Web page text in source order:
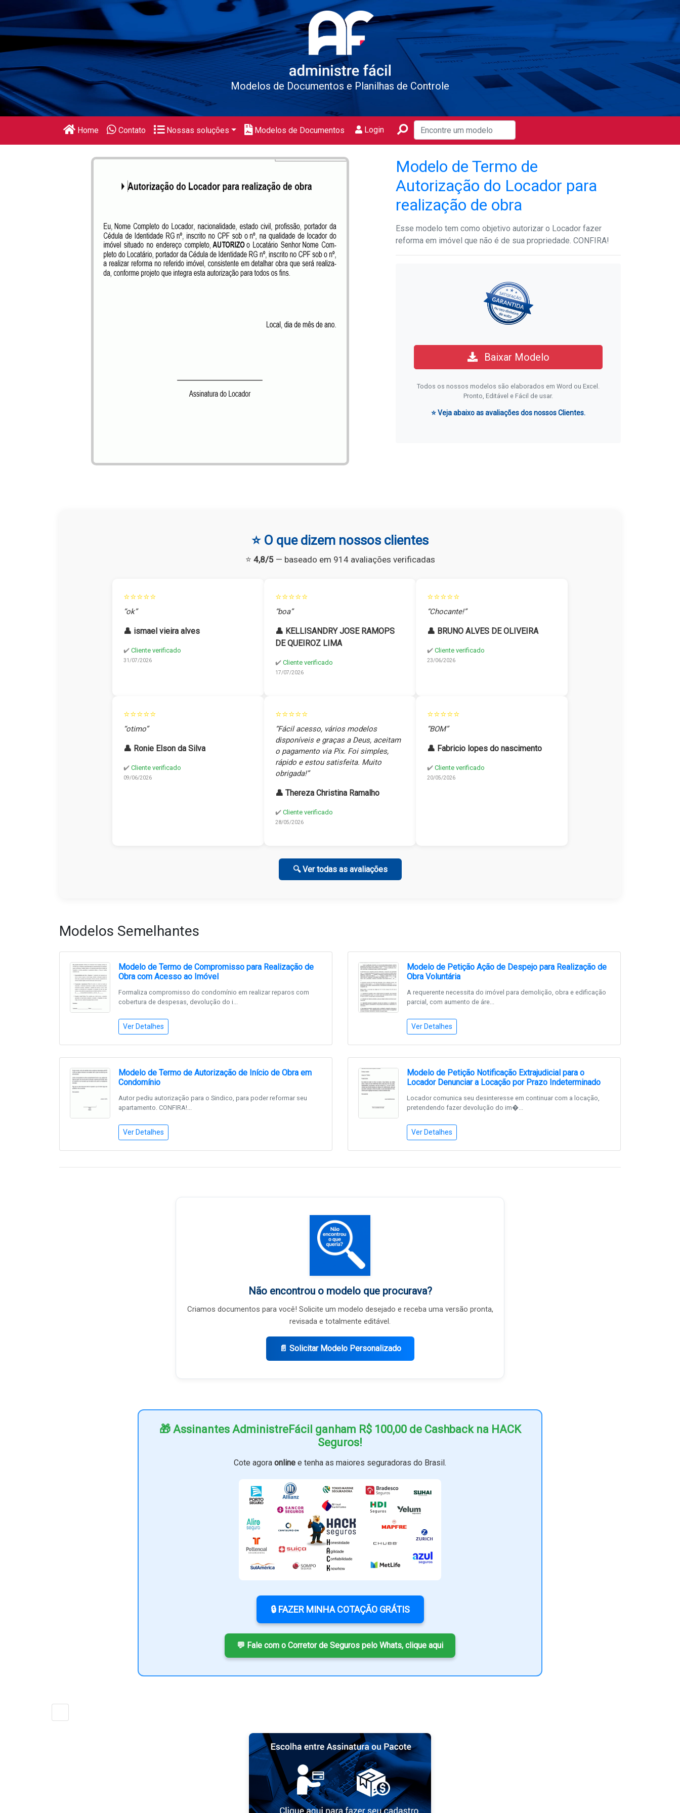
Modelos de Documentos e Planilhas de Controle
Home Contato Nossas soluções Modelos de Documentos Login
Modelo de Termo de
Autorização do Locador para
realização de obra
Esse modelo tem como objetivo autorizar o Locador fazer
reforma em imóvel que não é de sua propriedade. CONFIRA!
Baixar Modelo
Todos os nossos modelos são elaborados em Word ou Excel.
Pronto, Editável e Fácil de usar.
⭐ Veja abaixo as avaliações dos nossos Clientes.
⭐ O que dizem nossos clientes
⭐ 4,8/5— baseado em 914 avaliações verificadas
⭐⭐⭐⭐⭐
“ok”
👤 ismael vieira alves
✔️ Cliente verificado
31/07/2026
⭐⭐⭐⭐⭐
“boa”
👤 KELLISANDRY JOSE RAMOPS
DE QUEIROZ LIMA
✔️ Cliente verificado
17/07/2026
⭐⭐⭐⭐⭐
“Chocante!”
👤 BRUNO ALVES DE OLIVEIRA
✔️ Cliente verificado
23/06/2026
⭐⭐⭐⭐⭐
“otimo”
👤 Ronie Elson da Silva
✔️ Cliente verificado
09/06/2026
⭐⭐⭐⭐⭐
“Fácil acesso, vários modelos
disponíveis e graças a Deus, aceitam
o pagamento via Pix. Foi simples,
rápido e estou satisfeita. Muito
obrigada!”
👤 Thereza Christina Ramalho
✔️ Cliente verificado
28/05/2026
⭐⭐⭐⭐⭐
“BOM”
👤 Fabricio lopes do nascimento
✔️ Cliente verificado
20/05/2026
🔍 Ver todas as avaliações
Modelos Semelhantes
Modelo de Termo de Compromisso para Realização de
Obra com Acesso ao Imóvel
Formaliza compromisso do condomínio em realizar reparos com
cobertura de despesas, devolução do i...
Ver Detalhes
Modelo de Petição Ação de Despejo para Realização de
Obra Voluntária
A requerente necessita do imóvel para demolição, obra e edificação
parcial, com aumento de áre...
Ver Detalhes
Modelo de Termo de Autorização de Início de Obra em
Condomínio
Autor pediu autorização para o Sindico, para poder reformar seu
apartamento. CONFIRA!...
Ver Detalhes
Modelo de Petição Notificação Extrajudicial para o
Locador Denunciar a Locação por Prazo Indeterminado
Locador comunica seu desinteresse em continuar com a locação,
pretendendo fazer devolução do im�...
Ver Detalhes
Não encontrou o modelo que procurava?
Criamos documentos para você! Solicite um modelo desejado e receba uma versão pronta,
revisada e totalmente editável.
📄 Solicitar Modelo Personalizado
🎁 Assinantes AdministreFácil ganham R$ 100,00 de Cashback na HACK
Seguros!
Cote agora online e tenha as maiores seguradoras do Brasil.
🔒 FAZER MINHA COTAÇÃO GRÁTIS
💬 Fale com o Corretor de Seguros pelo Whats, clique aqui